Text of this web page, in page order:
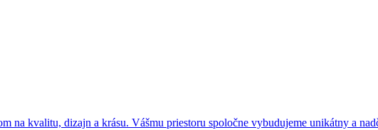
na kvalitu, dizajn a krásu. Vášmu priestoru spoločne vybudujeme unikátny a